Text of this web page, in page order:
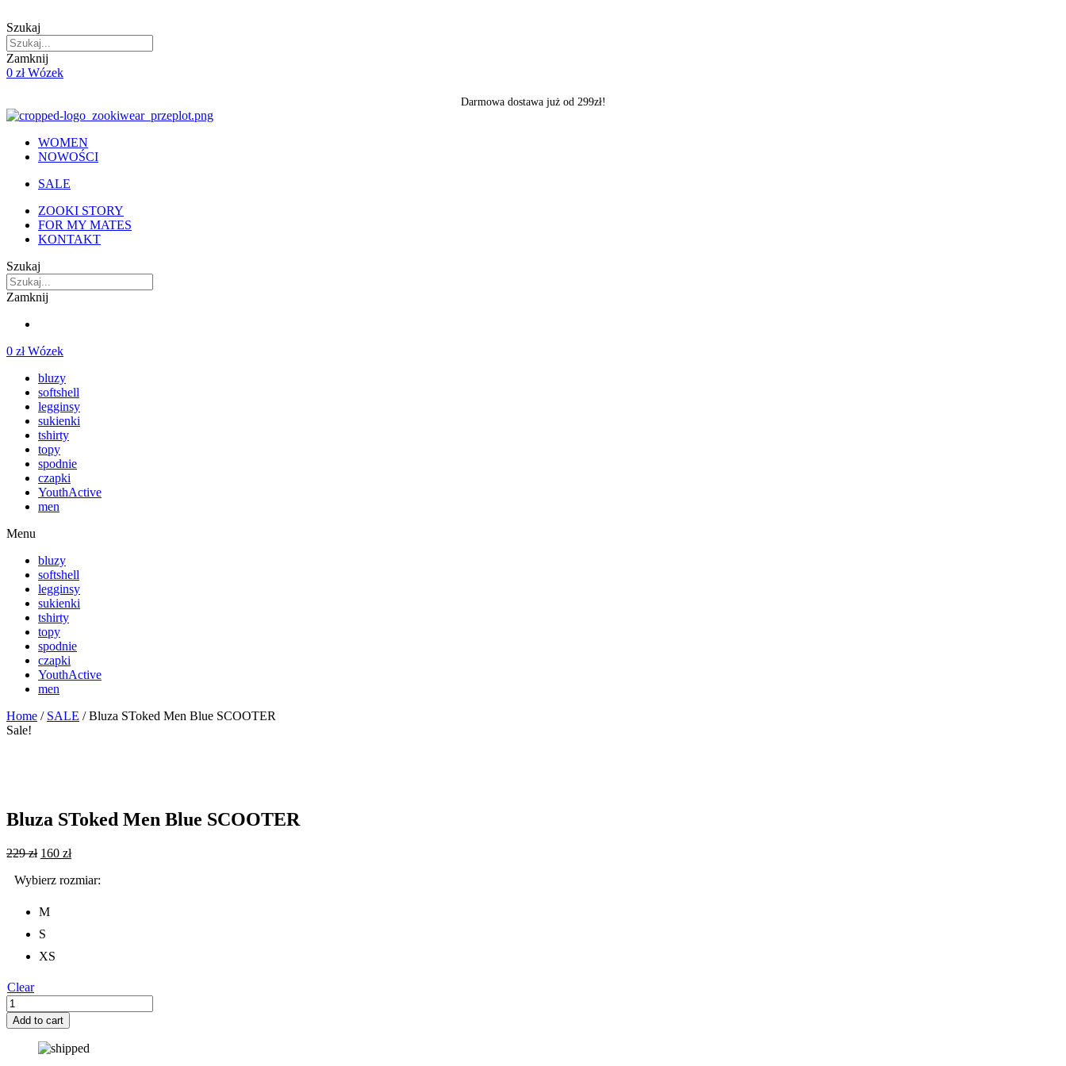
to
content
Szukaj
Zamknij
0 zł Wózek
Darmowa dostawa już od 299zł!
WOMEN
NOWOŚCI
SALE
ZOOKI STORY
FOR MY MATES
KONTAKT
Szukaj
Zamknij
0 zł Wózek
bluzy
softshell
legginsy
sukienki
tshirty
topy
spodnie
czapki
YouthActive
men
Menu
bluzy
softshell
legginsy
sukienki
tshirty
topy
spodnie
czapki
YouthActive
men
Home / SALE / Bluza SToked Men Blue SCOOTER
Sale!
Bluza SToked Men Blue SCOOTER
229zł 160 zł
M
S
XS
Clear
Bluza
SToked
Men
SCOOTER
Add to cart